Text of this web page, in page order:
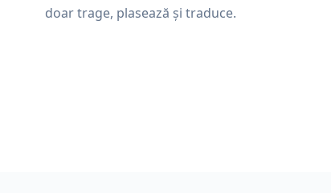
doar trage, plasează și traduce.